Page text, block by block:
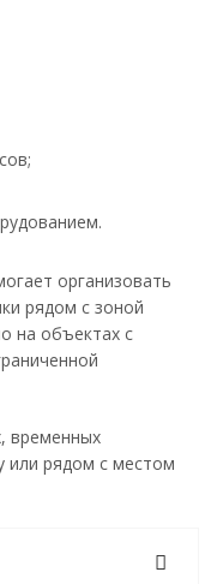
организовать
рядом с зоной
на объектах с
временных
или рядом с местом